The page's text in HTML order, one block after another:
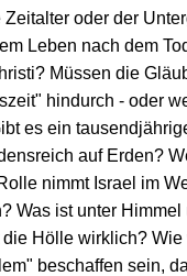
Zeitalter oder der
Leben nach dem
Müssen die
hindurch - oder
es ein
auf Erden?
nimmt Israel im
Was ist unter Himmel
Hölle wirklich? Wie
beschaffen sein,